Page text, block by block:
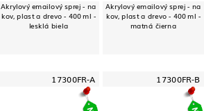
Akrylový emailový sprej - na
kov, plast a drevo - 400 ml -
lesklá biela
Akrylový emailový sprej - na
kov, plast a drevo - 400 ml -
matná čierna
17300FR-A 17300FR-B